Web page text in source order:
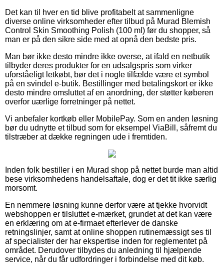
Det kan til hver en tid blive profitabelt at sammenligne
diverse online virksomheder efter tilbud på Murad Blemish
Control Skin Smoothing Polish (100 ml) før du shopper, så
man er på den sikre side med at opnå den bedste pris.
Man bør ikke desto mindre ikke overse, at ifald en netbutik
tilbyder deres produkter for en udsalgspris som virker
uforståeligt letkøbt, bør det i nogle tilfælde være et symbol
på en svindel e-butik. Bestillinger med betalingskort er ikke
desto mindre omsluttet af en anordning, der støtter køberen
overfor uærlige forretninger på nettet.
Vi anbefaler kortkøb eller MobilePay. Som en anden løsning
bør du udnytte et tilbud som for eksempel ViaBill, såfremt du
tilstræber at dække regningen ude i fremtiden.
Inden folk bestiller i en Murad shop på nettet burde man altid
bese virksomhedens handelsaftale, dog er det tit ikke særlig
morsomt.
En nemmere løsning kunne derfor være at tjekke hvorvidt
webshoppen er tilsluttet e-mærket, grundet at det kan være
en erklæring om at e-firmaet efterlever de danske
retningslinjer, samt at online shoppen rutinemæssigt ses til
af specialister der har ekspertise inden for reglementet på
området. Derudover tilbydes du anledning til hjælpende
service, når du får udfordringer i forbindelse med dit køb.